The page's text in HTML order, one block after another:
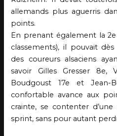
allemands plus aguerris
points.
En prenant également la
classements), il pouvait
des coureurs alsaciens
savoir Gilles Gresser 8e,
Boudgoust 17e et Jean-
confortable avance aux
crainte, se contenter
sprint, sans pour autant